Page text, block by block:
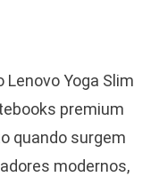
Lenovo Yoga Slim
premium
quando surgem
modernos,